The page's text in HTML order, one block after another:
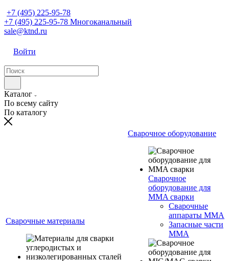
+7 (495) 225-95-78
+7 (495) 225-95-78 Многоканальный
sale@ktnd.ru
Войти
Каталог
По всему сайту
По каталогу
Сварочные материалы
Сварочное оборудование
Сварочное
оборудование для
MMA сварки
Сварочные
аппараты MMA
Запасные части
MMA